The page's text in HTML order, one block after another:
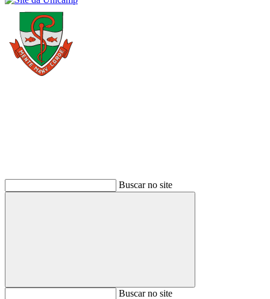
Buscar no site
BuscarBuscar no site